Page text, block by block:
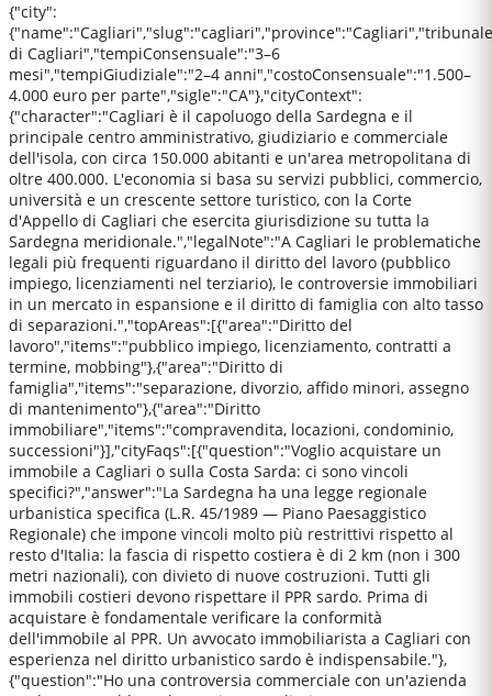
{"city":
di Cagliari","tempiConsensuale":"3–6
mesi","tempiGiudiziale":"2–4 anni","costoConsensuale":"1.500–
4.000 euro per parte","sigle":"CA"},"cityContext":
{"character":"Cagliari è il capoluogo della Sardegna e il
principale centro amministrativo, giudiziario e commerciale
dell'isola, con circa 150.000 abitanti e un'area metropolitana di
oltre 400.000. L'economia si basa su servizi pubblici, commercio,
università e un crescente settore turistico, con la Corte
d'Appello di Cagliari che esercita giurisdizione su tutta la
Sardegna meridionale.","legalNote":"A Cagliari le problematiche
legali più frequenti riguardano il diritto del lavoro (pubblico
impiego, licenziamenti nel terziario), le controversie immobiliari
in un mercato in espansione e il diritto di famiglia con alto tasso
di separazioni.","topAreas":[{"area":"Diritto del
lavoro","items":"pubblico impiego, licenziamento, contratti a
termine, mobbing"},{"area":"Diritto di
famiglia","items":"separazione, divorzio, affido minori, assegno
di mantenimento"},{"area":"Diritto
immobiliare","items":"compravendita, locazioni, condominio,
successioni"}],"cityFaqs":[{"question":"Voglio acquistare un
immobile a Cagliari o sulla Costa Sarda: ci sono vincoli
specifici?","answer":"La Sardegna ha una legge regionale
urbanistica specifica (L.R. 45/1989 — Piano Paesaggistico
Regionale) che impone vincoli molto più restrittivi rispetto al
resto d'Italia: la fascia di rispetto costiera è di 2 km (non i 300
metri nazionali), con divieto di nuove costruzioni. Tutti gli
immobili costieri devono rispettare il PPR sardo. Prima di
acquistare è fondamentale verificare la conformità
dell'immobile al PPR. Un avvocato immobiliarista a Cagliari con
esperienza nel diritto urbanistico sardo è indispensabile."},
{"question":"Ho una controversia commerciale con un'azienda